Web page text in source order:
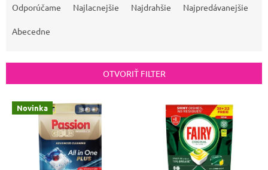
a
d
n
p
Odporúčame Najlacnejšie Najdrahšie Najpredávanejšie
Abecedne
OTVORIŤ FILTER
V
ý
Novinka